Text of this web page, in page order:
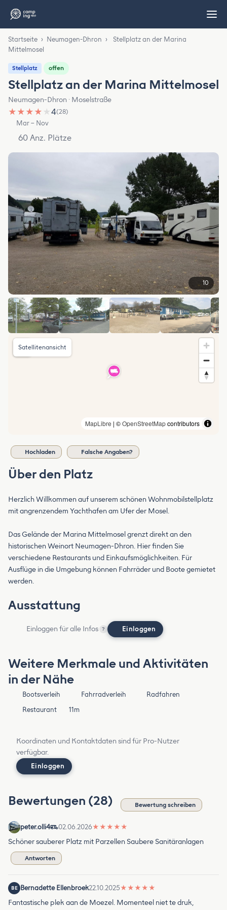
Startseite › Neumagen-Dhron ›
Stellplatz an der Marina
Mittelmosel
Stellplatz offen
Stellplatz an der Marina Mittelmosel
Neumagen-Dhron · Moselstraße
★ ★ ★ ★ ★4(28)
Mar – Nov
60 Anz. Plätze
10
MapLibre | ©OpenStreetMapcontributors
Satellitenansicht
Hochladen Falsche Angaben?
Über den Platz
Herzlich Willkommen auf unserem schönen Wohnmobilstellplatz
mit angrenzendem Yachthafen am Ufer der Mosel.
Das Gelände der Marina Mittelmosel grenzt direkt an den
historischen Weinort Neumagen-Dhron. Hier finden Sie
verschiedene Restaurants und Einkaufsmöglichkeiten. Für
Ausflüge in die Umgebung können Fahrräder und Boote gemietet
werden.
Ausstattung
Einloggen für alle Infos ? Einloggen
Weitere Merkmale und Aktivitäten
in der Nähe
Bootsverleih Fahrradverleih
Radfahren
Restaurant
11m
Koordinaten und Kontaktdaten sind für Pro-Nutzer
verfügbar.
Einloggen
Bewertungen (28) Bewertung schreiben
peter.olli4 02.06.2026★ ★ ★ ★ ★
Schöner sauberer Platz mit Parzellen Saubere Sanitäranlagen
Antworten
BE Bernadette Ellenbroek22.10.2025★ ★ ★ ★ ★
Fantastische plek aan de Moezel. Momenteel niet te druk,